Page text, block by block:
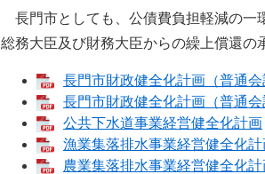
長門市としても、公債費負担軽減の一
総務大臣及び財務大臣からの繰上償還の
長門市財政健全化計画（普通
長門市財政健全化計画（普通会
公共下水道事業経営健全化計画
漁業集落排水事業経営健全化計
農業集落排水事業経営健全化計